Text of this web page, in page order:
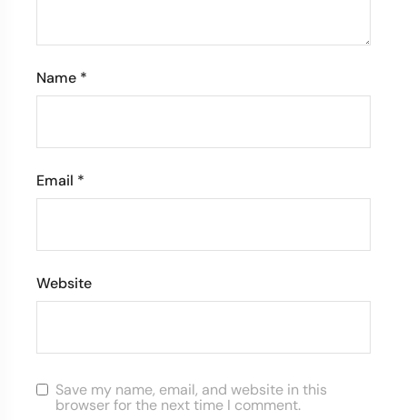
Name *
Email *
Website
Save my name, email, and website in this
browser for the next time I comment.